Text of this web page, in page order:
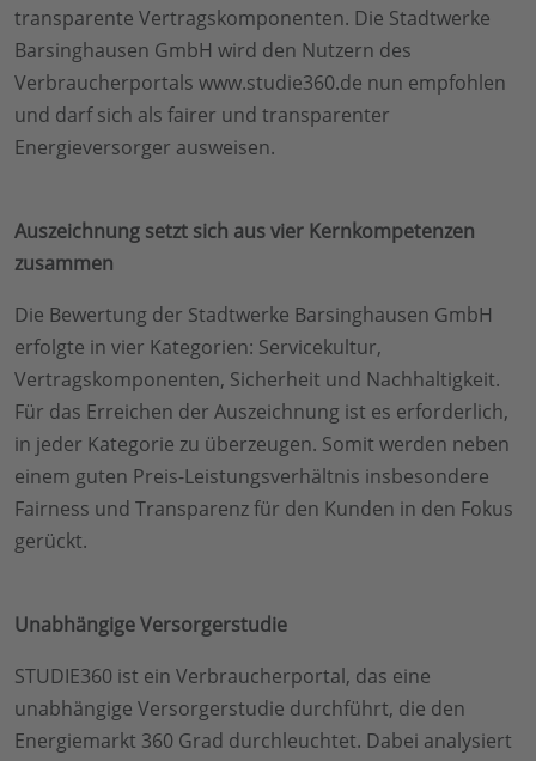
transparente Vertragskomponenten. Die Stadtwerke
Barsinghausen GmbH wird den Nutzern des
Verbraucherportals www.studie360.de nun empfohlen
und darf sich als fairer und transparenter
Energieversorger ausweisen.
Auszeichnung setzt sich aus vier Kernkompetenzen
zusammen
Die Bewertung der Stadtwerke Barsinghausen GmbH
erfolgte in vier Kategorien: Servicekultur,
Vertragskomponenten, Sicherheit und Nachhaltigkeit.
Für das Erreichen der Auszeichnung ist es erforderlich,
in jeder Kategorie zu überzeugen. Somit werden neben
einem guten Preis-Leistungsverhältnis insbesondere
Fairness und Transparenz für den Kunden in den Fokus
gerückt.
Unabhängige Versorgerstudie
STUDIE360 ist ein Verbraucherportal, das eine
unabhängige Versorgerstudie durchführt, die den
Energiemarkt 360 Grad durchleuchtet. Dabei analysiert